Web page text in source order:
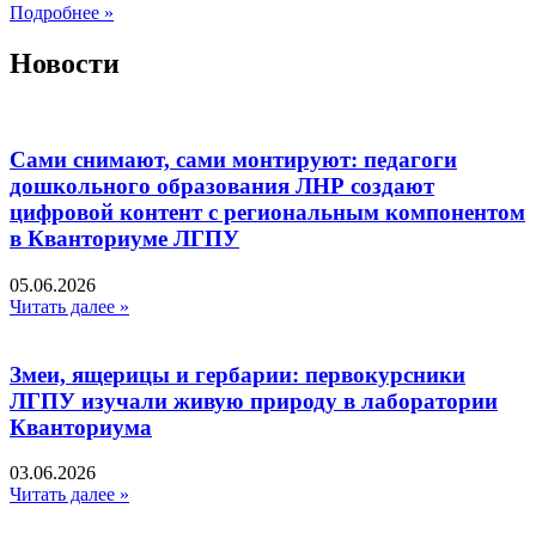
Подробнее »
Новости
Сами снимают, сами монтируют: педагоги
дошкольного образования ЛНР создают
цифровой контент с региональным компонентом
в Кванториуме ЛГПУ​
05.06.2026
Читать далее »
Змеи, ящерицы и гербарии: первокурсники
ЛГПУ изучали живую природу в лаборатории
Кванториума
03.06.2026
Читать далее »